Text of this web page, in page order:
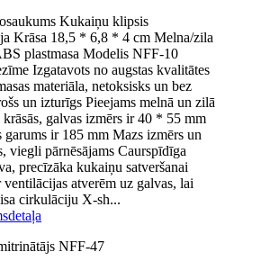
Kukaiņu klipsis
Krāsa 18,5 * 6,8 * 4 cm Melna/zila
plastmasa Modelis NFF-10
Izgatavots no augstas kvalitātes
materiāla, netoksisks un bez
un izturīgs Pieejams melnā un zilā
krāsās, galvas izmērs ir 40 * 55 mm
garums ir 185 mm Mazs izmērs un
viegli pārnēsājams Caurspīdīga
precīzāka kukaiņu satveršanai
atverēm uz galvas, lai
cirkulāciju X-sh...
detaļa